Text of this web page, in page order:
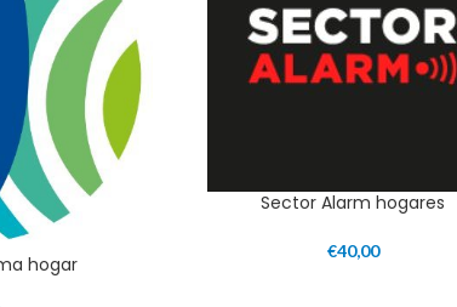
hogar
Sector Alarm hogares
€40,00